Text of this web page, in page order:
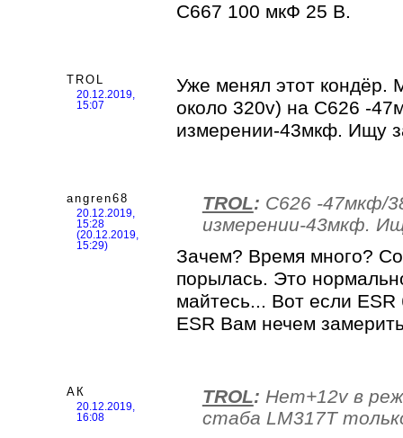
С667 100 мкФ 25 В.
TROL
20.12.2019,
15:07
Уже менял этот кондёр.
около 320v) на С626 -
измерении-43мкф. Ищу
angren68
20.12.2019,
15:28
(20.12.2019,
15:29)
TROL: С626 -47мкф/
измерении-43мкф.
Зачем? Время много?
порылась. Это
майтесь... Вот если
ESR Вам нечем
АК
20.12.2019,
16:08
TROL: Нет+12v в
стаба LM317T